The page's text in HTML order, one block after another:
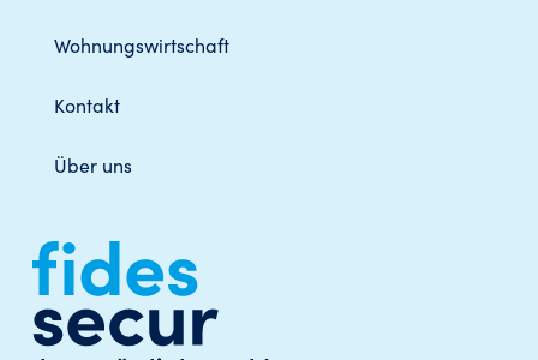
Wohnungswirtschaft
Kontakt
Über uns